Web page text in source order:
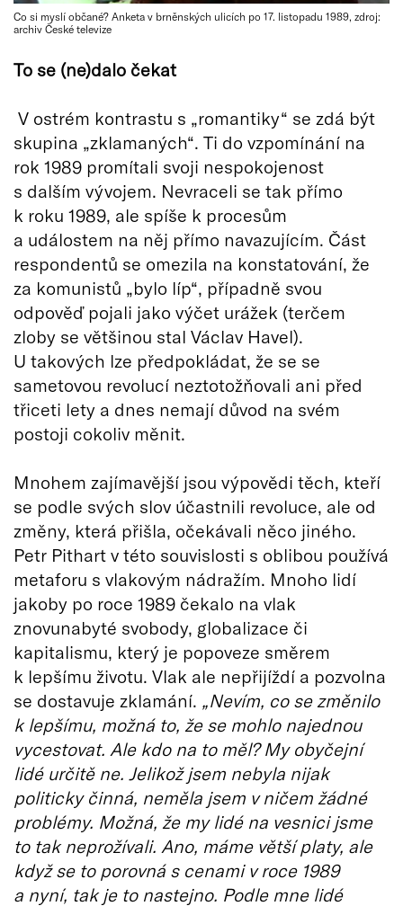
Co si myslí občané? Anketa v brněnských ulicích po 17. listopadu 1989, zdroj:
archiv České televize
To se (ne)dalo čekat
V ostrém kontrastu s „romantiky“ se zdá být
skupina „zklamaných“. Ti do vzpomínání na
rok 1989 promítali svoji nespokojenost
s dalším vývojem. Nevraceli se tak přímo
k roku 1989, ale spíše k procesům
a událostem na něj přímo navazujícím. Část
respondentů se omezila na konstatování, že
za komunistů „bylo líp“, případně svou
odpověď pojali jako výčet urážek (terčem
zloby se většinou stal Václav Havel).
U takových lze předpokládat, že se se
sametovou revolucí neztotožňovali ani před
třiceti lety a dnes nemají důvod na svém
postoji cokoliv měnit.
Mnohem zajímavější jsou výpovědi těch, kteří
se podle svých slov účastnili revoluce, ale od
změny, která přišla, očekávali něco jiného.
Petr Pithart v této souvislosti s oblibou používá
metaforu s vlakovým nádražím. Mnoho lidí
jakoby po roce 1989 čekalo na vlak
znovunabyté svobody, globalizace či
kapitalismu, který je popoveze směrem
k lepšímu životu. Vlak ale nepřijíždí a pozvolna
se dostavuje zklamání. „Nevím, co se změnilo
k lepšímu, možná to, že se mohlo najednou
vycestovat. Ale kdo na to měl? My obyčejní
lidé určitě ne. Jelikož jsem nebyla nijak
politicky činná, neměla jsem v ničem žádné
problémy. Možná, že my lidé na vesnici jsme
to tak neprožívali. Ano, máme větší platy, ale
když se to porovná s cenami v roce 1989
a nyní, tak je to nastejno. Podle mne lidé